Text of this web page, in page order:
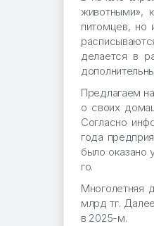
животными»,
питомцев, но
делается в
Предлагаем
о своих
Согласно
года
было оказано
го.
Многолетняя
млрд тг.
в 2025-м.